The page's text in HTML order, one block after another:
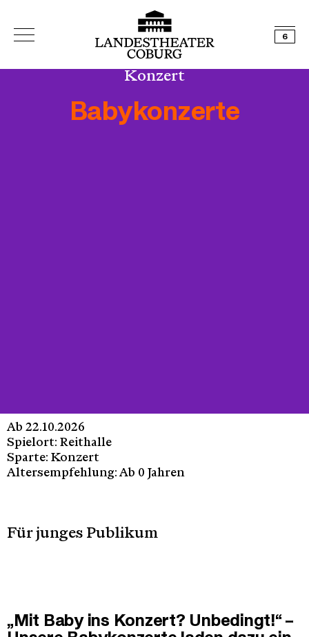
6
Konzert
Babykonzerte
Ab 22.10.2026
Spielort: Reithalle
Sparte: Konzert
Altersempfehlung: Ab 0 Jahren
Für junges Publikum
„Mit Baby ins Konzert? Unbedingt!“ –